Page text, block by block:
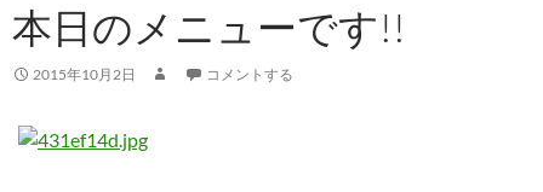
へ
キ
プ
本日のメニューです!!
2015年10月2日 コメントする